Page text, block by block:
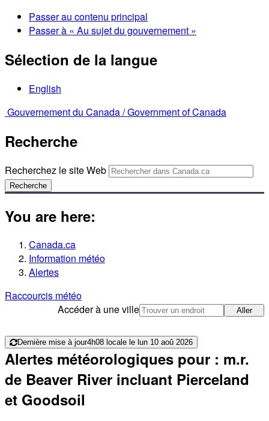
Passer au contenu principal
Passer à « Au sujet du gouvernement »
Sélection de la langue
English
Gouvernement du Canada /Government of Canada
Recherche
Recherchez le site Web
Recherche
You are here:
Canada.ca
Information météo
Alertes
Raccourcis météo
Accéder à une ville
Aller
Dernière mise à jour4h08 locale le lun 10 aoû 2026
Alertes météorologiques pour : m.r.
de Beaver River incluant Pierceland
et Goodsoil